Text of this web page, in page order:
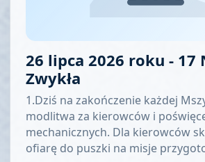
26 lipca 2026 roku - 17
Zwykła
1.Dziś na zakończenie każdej
modlitwa za kierowców i
mechanicznych. Dla kierowców
ofiarę do puszki na misje